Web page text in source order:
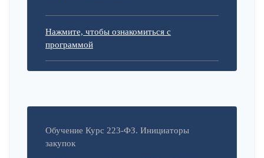
Нажмите, чтобы ознакомиться с
программой
Обучение Курс 223-ФЗ. Инициаторы
закупок